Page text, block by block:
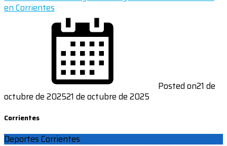
en Corrientes
Posted on21 de
octubre de 202521 de octubre de 2025
Corrientes
Deportes Corrientes